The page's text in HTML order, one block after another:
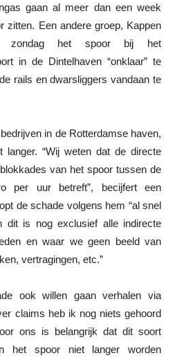
gaan al meer dan een week
zitten. Een andere groep, Kappen
zondag het spoor bij het
in de Dintelhaven “onklaar” te
rails en dwarsliggers vandaan te
in de Rotterdamse haven,
langer. “Wij weten dat de directe
van het spoor tussen de
per uur betreft”, becijfert een
de schade volgens hem “al snel
dit is nog exclusief alle indirecte
en waar we geen beeld van
vertragingen, etc.”
ook willen gaan verhalen via
claims heb ik nog niets gehoord
ons is belangrijk dat dit soort
het spoor niet langer worden